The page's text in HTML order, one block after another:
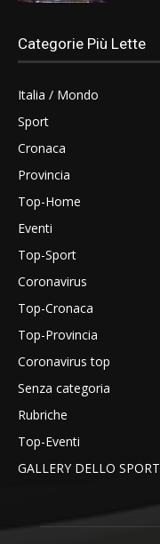
Categorie Più Lette
Italia / Mondo
Sport
Cronaca
Provincia
Top-Home
Eventi
Top-Sport
Coronavirus
Top-Cronaca
Top-Provincia
Coronavirus top
Senza categoria
Rubriche
Top-Eventi
GALLERY DELLO SPORT